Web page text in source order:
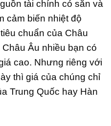
tài chính có sẵn và
cảm biến nhiệt độ
chuẩn của Châu
Âu nhiều bạn có
cao. Nhưng riêng với
thì giá của chúng chỉ
Trung Quốc hay Hàn